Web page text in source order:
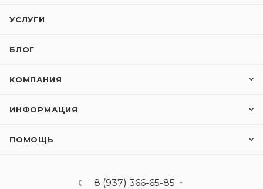
УСЛУГИ
БЛОГ
КОМПАНИЯ
ИНФОРМАЦИЯ
ПОМОЩЬ
8 (937) 366-65-85